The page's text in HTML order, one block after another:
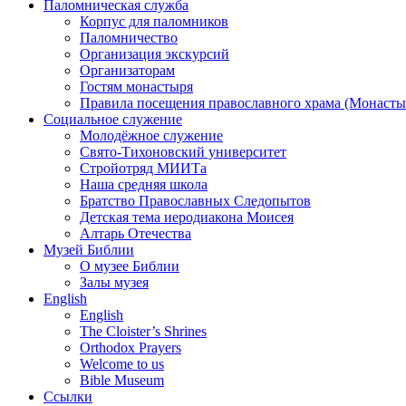
Паломническая служба
Корпус для паломников
Паломничество
Организация экскурсий
Организаторам
Гостям монастыря
Правила посещения православного храма
Социальное служение
Молодёжное служение
Свято-Тихоновский университет
Стройотряд МИИТа
Наша средняя школа
Братство Православных Следопытов
Детская тема иеродиакона Моисея
Алтарь Отечества
Музей Библии
О музее Библии
Залы музея
English
English
The Cloister’s Shrines
Orthodox Prayers
Welcome to us
Bible Museum
Ссылки